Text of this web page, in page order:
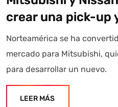
crear una pick-up
Norteamérica se ha
mercado para Mitsubishi,
para desarrollar un nuevo.
LEER MÁS